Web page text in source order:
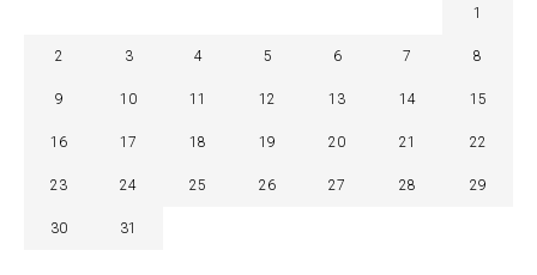
1
2 3 4 5 6 7 8
9 10 11 12 13 14 15
16 17 18 19 20 21 22
23 24 25 26 27 28 29
30 31